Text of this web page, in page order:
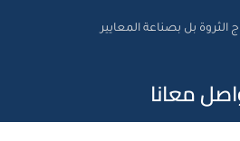
الثروة بل بصناعة المعايير
معانا